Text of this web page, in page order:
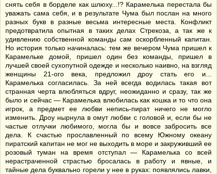
снять себя в борделе как шлюху...!? Карамелька перестала бы
уважать сама себя, и в результате Чума был послан на много
разных букв в разные весьма интересные места. Конфликт
предотвратила опытная в таких делах Стрекоза, а так же к
удивлению собственной команды сам оскорбленный капитан.
Но история только начиналась: тем же вечером Чума пришел к
Карамельке домой, пришел один без команды, пришел в
лучшей своей сухопутной одежде и несколько наивно, на взгляд
женщины 21-ого века, предложил дроу стать его и...
Карамелька согласилась. За ней всегда водилась такая вот
странная черта влюбляться вдруг, неожиданно и сразу, так же
было и сейчас — Карамелька влюбилась как кошка и то что она
игрок, а предмет ее любви непись-пират ничего не могло
изменить. Дроу нырнула в омут любви с головой и, если бы не
частые отлучки любимого, могла бы и вовсе забросить все
дела. К счастью прославленный по всему Южному океану
пиратский капитан не мог не выходить в море и закруживший ее
розовый туман на время отступал — Карамелька со всей
нерастраченной страстью бросалась в работу и явные, и
тайные дела буквально горели у нее в руках: появлялись лавки,